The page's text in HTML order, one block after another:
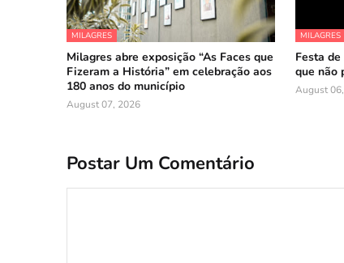
MILAGRES
Milagres abre exposição “As Faces que
Fizeram a História” em celebração aos
180 anos do município
August 07, 2026
MILAGRES
Festa
que não
August
Postar Um Comentário